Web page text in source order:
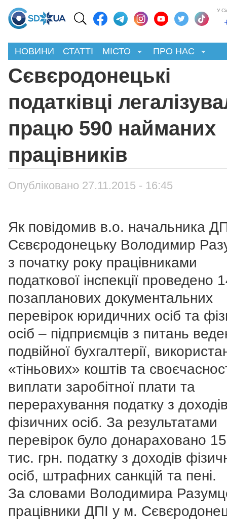
У
НОВИНИ СТАТТІ МІСТО ПРО НАС
Сєвєродонецькі
податківці
працю 590 найманих
працівників
Опубліковано 27.11.2015 - 16:45
Як повідомив в.о. начальника
Сєвєродонецьку Володимир
з початку року працівниками
податкової інспекції проведено
позапланових документальних
перевірок юридичних осіб та
осіб – підприємців з питань
подвійної бухгалтерії,
«тіньових» коштів та
виплати заробітної плати та
перерахування податку з
фізичних осіб. За результатами
перевірок було донараховано
тис. грн. податку з доходів
осіб, штрафних санкцій та пені.
За словами Володимира
працівники ДПІ у м.